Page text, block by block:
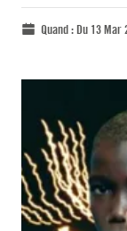
Quand :Du 13 Mar